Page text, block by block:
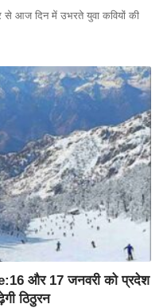
आज दिन में उभरते युवा कवियों की
और 17 जनवरी को प्रदेश
ठिठुरन